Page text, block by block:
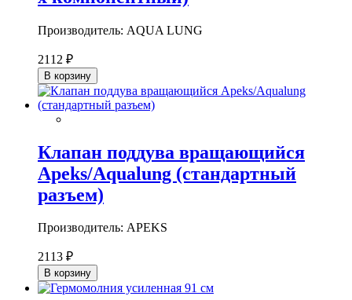
Производитель: AQUA LUNG
2112 ₽
В корзину
Клапан поддува вращающийся
Apeks/Aqualung (стандартный
разъем)
Производитель: APEKS
2113 ₽
В корзину